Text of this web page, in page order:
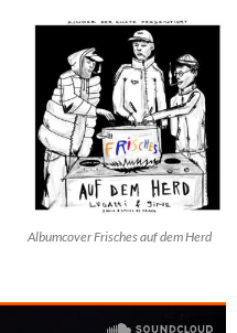
Albumcover Frisches auf dem Herd